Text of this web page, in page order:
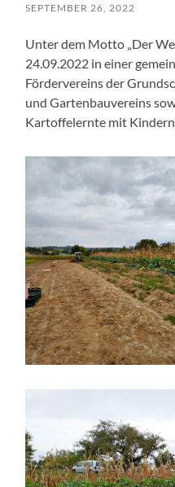
SEPTEMBER 26, 2022
Unter dem Motto „Der
24.09.2022 in einer
Fördervereins der
und Gartenbauvereins
Kartoffelernte mit